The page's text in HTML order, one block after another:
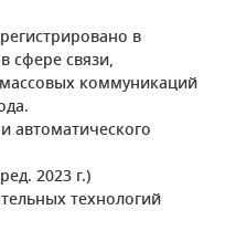
в
сфере связи,
коммуникаций
автоматического
2023 г.)
технологий